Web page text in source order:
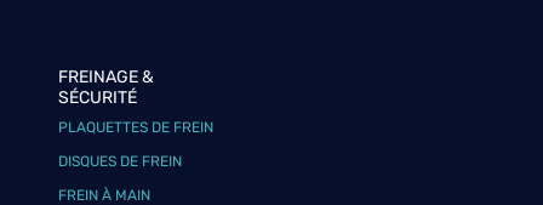
FREINAGE &
SÉCURITÉ
PLAQUETTES DE FREIN
DISQUES DE FREIN
FREIN À MAIN